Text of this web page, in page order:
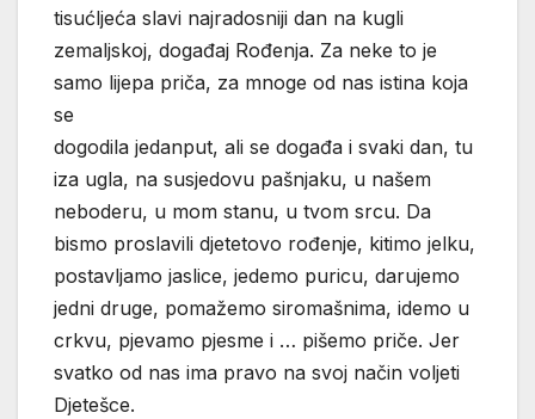
tisućljeća slavi najradosniji dan na kugli
zemaljskoj, događaj Rođenja. Za neke to je
samo lijepa priča, za mnoge od nas istina koja
se
dogodila jedanput, ali se događa i svaki dan, tu
iza ugla, na susjedovu pašnjaku, u našem
neboderu, u mom stanu, u tvom srcu. Da
bismo proslavili djetetovo rođenje, kitimo jelku,
postavljamo jaslice, jedemo puricu, darujemo
jedni druge, pomažemo siromašnima, idemo u
crkvu, pjevamo pjesme i … pišemo priče. Jer
svatko od nas ima pravo na svoj način voljeti
Djetešce.